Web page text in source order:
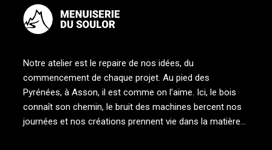
Notre atelier est le repaire de nos idées, du
commencement de chaque projet. Au pied des
Pyrénées, à Asson, il est comme on l’aime. Ici, le bois
connaît son chemin, le bruit des machines bercent nos
journées et nos créations prennent vie dans la matière…